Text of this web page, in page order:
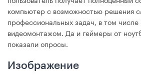
компьютер с возможностью решения
профессиональных задач, в том
видеомонтажом. Да и геймеры от
показали опросы.
Изображение